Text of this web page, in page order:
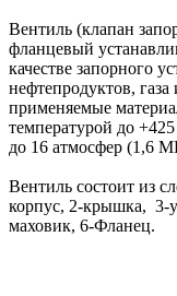
Вентиль (клапан
фланцевый
качестве запорного
нефтепродуктов,
применяемые
температурой до
до 16 атмосфер (1,6
Вентиль состоит из
корпус, 2-крышка, 3-
маховик, 6-Фланец.